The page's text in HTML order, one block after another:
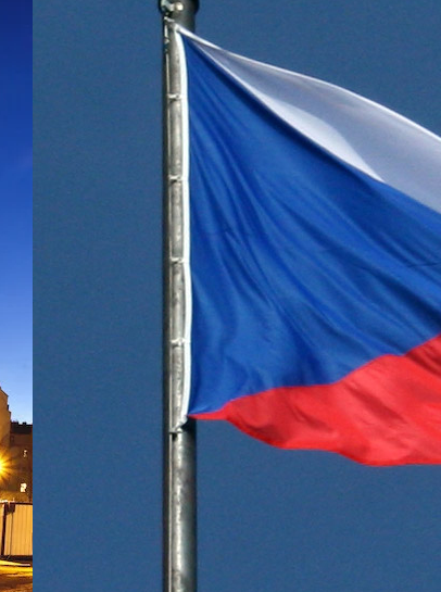
A PARKOVÁNÍ
POLITIKA
POZVÁNKY
PRAHA UDRŽITELNÁ
PRAŽSKÉ STAVEBNÍ PŘEDPISY